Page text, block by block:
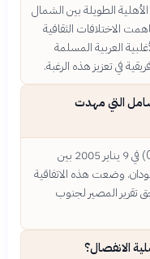
الطويلة بين الشمال
الاختلافات الثقافية
العربية المسلمة
في تعزيز هذه الرغبة.
التي مهدت
تم التوقيع على اتفاقية السلام الشامل (CPA) في 9 يناير 2005 بين
وضعت هذه الاتفاقية
تقرير المصير لجنوب
الانفصال؟